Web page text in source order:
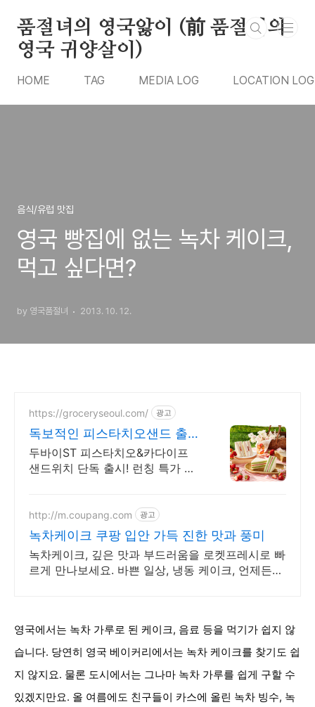
품절녀의 영국앓이 (前 품절녀의
영국 귀양살이)
HOME TAG MEDIA LOG LOCATION LOG
음식/유럽 맛집
영국 빵집에 없는 녹차 케이크,
먹고 싶다면?
by 영국품절녀 2013. 10. 12.
https://groceryseoul.com/ 광고
독보적인 피스타치오샌드 출시
신규회원 1만원 쿠폰팩 증정
두바이ST 피스타치오&카다이프
샌드위치 단독 출시! 런칭 특가 최
http://m.coupang.com 광고
녹차케이크 쿠팡 입안 가득 진한 맛과 풍미
녹차케이크, 깊은 맛과 부드러움을 로켓프레시로 빠
르게 만나보세요. 바쁜 일상, 냉동 케이크, 언제든
영국에서는 녹차 가루로 된 케이크, 음료 등을 먹기가 쉽지 않
습니다. 당연히 영국 베이커리에서는 녹차 케이크를 찾기도 쉽
지 않지요. 물론 도시에서는 그나마 녹차 가루를 쉽게 구할 수
있겠지만요. 올 여름에도 친구들이 카스에 올린 녹차 빙수, 녹